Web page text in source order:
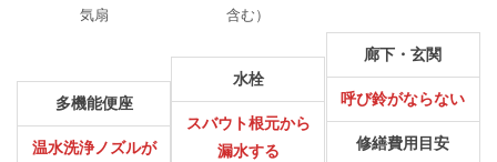
気扇
多機能便座
温水洗浄ノズルが
含む）
水栓
スバウト根元から
漏水する
廊下・玄関
呼び鈴がならない
修繕費用目安